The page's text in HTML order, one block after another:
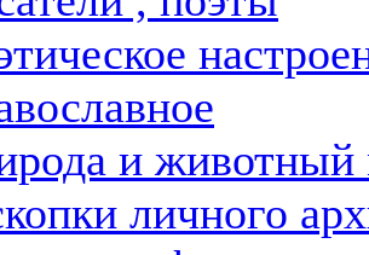
и животный
личного